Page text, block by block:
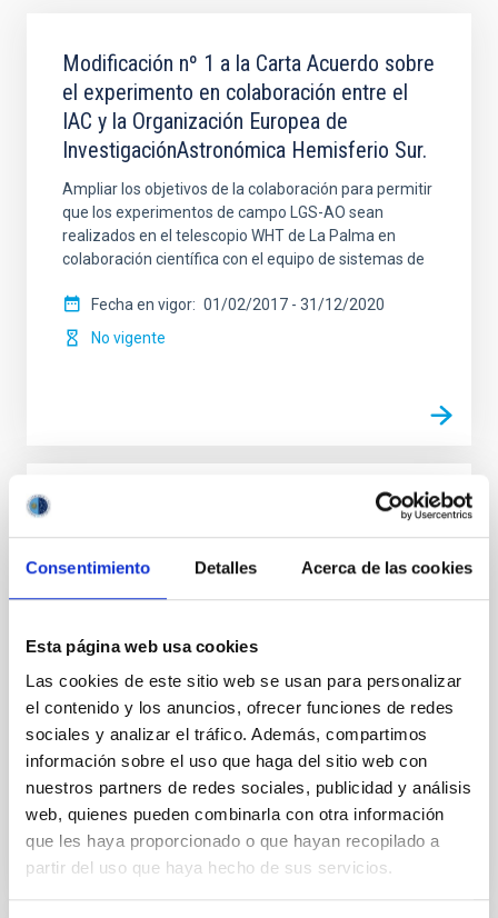
Consentimiento Detalles Acerca de las cookies
Esta página web usa cookies
Las cookies de este sitio web se usan para personalizar
el contenido y los anuncios, ofrecer funciones de redes
sociales y analizar el tráfico. Además, compartimos
información sobre el uso que haga del sitio web con
nuestros partners de redes sociales, publicidad y análisis
web, quienes pueden combinarla con otra información
que les haya proporcionado o que hayan recopilado a
partir del uso que haya hecho de sus servicios.
Modificación nº 1 a la Carta Acuerdo sobre
el experimento en colaboración entre el
IAC y la Organización Europea de
InvestigaciónAstronómica Hemisferio Sur.
Ampliar los objetivos de la colaboración para permitir
que los experimentos de campo LGS-AO sean
realizados en el telescopio WHT de La Palma en
colaboración científica con el equipo de sistemas de
Fecha en vigor 01/02/2017 - 31/12/2020
No vigente
Adenda al Convenio de colaboración entre
el IAC, Fundación CajaCanarias y Fundación
La Caixa para el programa internacional de
Becas de Doctorado
El objeto es la adhesión de la Fundación CajaCanarias
2013 con la finalidad de colaborar conjuntamente en
el desarrollo del “Programa Internacional
Fecha en vigor 29/07/2015-31/12/2016
No vigente